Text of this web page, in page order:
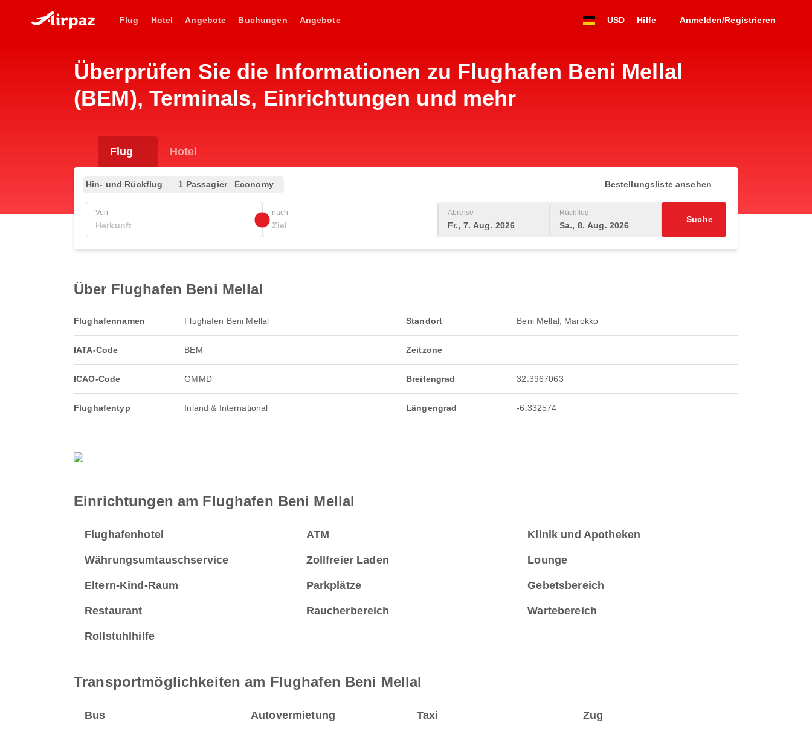
Flug Hotel Angebote Buchungen Angebote USD Hilfe Anmelden/Registrieren
Überprüfen Sie die Informationen zu Flughafen Beni Mellal
(BEM), Terminals, Einrichtungen und mehr
Flug Hotel
Hin- und Rückflug 1 Passagier Economy Bestellungsliste ansehen
Von nach Abreise
Fr., 7. Aug. 2026
Rückflug
Sa., 8. Aug. 2026
Suche
Über Flughafen Beni Mellal
Flughafennamen Flughafen Beni Mellal
IATA-Code BEM
ICAO-Code GMMD
Flughafentyp Inland & International
Standort Beni Mellal, Marokko
Zeitzone
Breitengrad 32.3967063
Längengrad -6.332574
Einrichtungen am Flughafen Beni Mellal
Flughafenhotel ATM Klinik und Apotheken
Währungsumtauschservice Zollfreier Laden Lounge
Eltern-Kind-Raum Parkplätze Gebetsbereich
Restaurant Raucherbereich Wartebereich
Rollstuhlhilfe
Transportmöglichkeiten am Flughafen Beni Mellal
Bus Autovermietung Taxi Zug